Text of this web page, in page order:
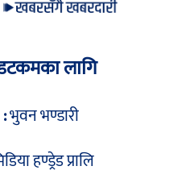
लागि
भुवन भण्डारी
हण्ड्रेड प्रालि